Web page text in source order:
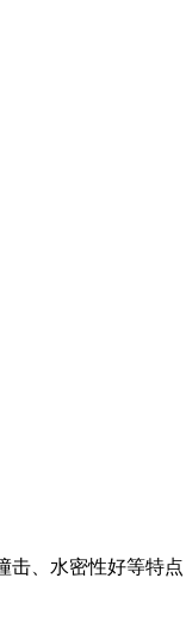
、水密性好等特点